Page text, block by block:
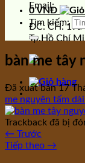
Email:
ĐC: CH: 19a
Tp.Hồ Chí
0VNĐ
Tìm kiếm:
bàn me tây
Đã xuất bản17
me nguyên tấm
Trackback đã bị
← Trước
Tiếp theo →